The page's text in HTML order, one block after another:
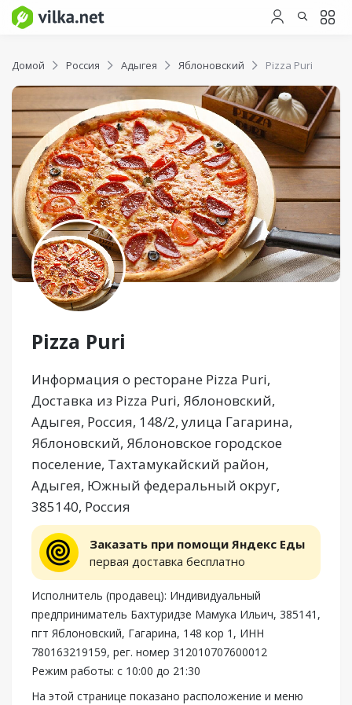
Домой Россия Адыгея Яблоновский Pizza Puri
Pizza Puri
Информация о ресторане Pizza Puri,
Доставка из Pizza Puri, Яблоновский,
Адыгея, Россия, 148/2, улица Гагарина,
Яблоновский, Яблоновское городское
поселение, Тахтамукайский район,
Адыгея, Южный федеральный округ,
385140, Россия
Заказать при помощи Яндекс Еды
первая доставка бесплатно
Исполнитель (продавец): Индивидуальный
предприниматель Бахтуридзе Мамука Ильич, 385141,
пгт Яблоновский, Гагарина, 148 кор 1, ИНН
780163219159, рег. номер 312010707600012
Режим работы: с 10:00 до 21:30
На этой странице показано расположение и меню